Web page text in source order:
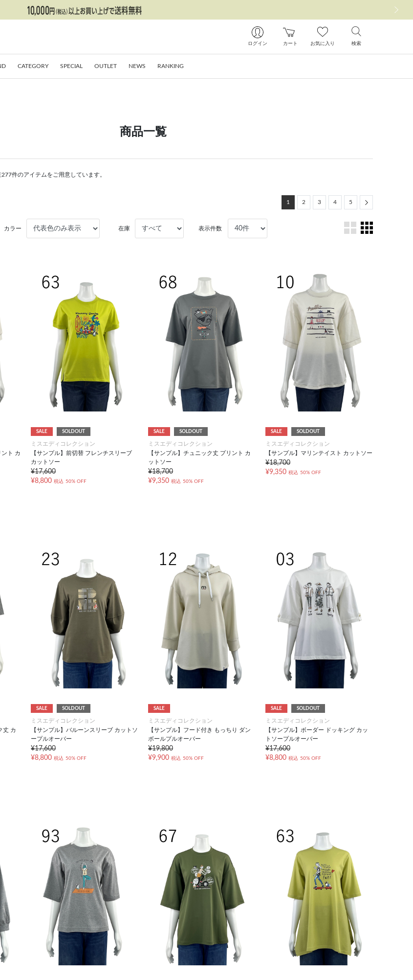
ログイン カート お気に入り 検索
CATEGORY SPECIAL OUTLET NEWS RANKING
商品一覧
件のアイテムをご用意しています。
1 2 3 4 5 Next
カラー 在庫 表示件数
ト カ
SALE SOLDOUT
ミスエディコレクション
【サンプル】前切替 フレンチスリーブ
カットソー
¥17,600
¥8,800 税込 50% OFF
SALE SOLDOUT
ミスエディコレクション
【サンプル】チュニック丈 プリント カ
ットソー
¥18,700
¥9,350 税込 50% OFF
SALE SOLDOUT
ミスエディコレクション
【サンプル】マリンテイスト カットソー
¥18,700
¥9,350 税込 50% OFF
丈 カ
SALE SOLDOUT
ミスエディコレクション
【サンプル】バルーンスリーブ カットソ
ープルオーバー
¥17,600
¥8,800 税込 50% OFF
SALE
ミスエディコレクション
【サンプル】フード付き もっちり ダン
ボールプルオーバー
¥19,800
¥9,900 税込 50% OFF
SALE SOLDOUT
ミスエディコレクション
【サンプル】ボーダー ドッキング カッ
トソープルオーバー
¥17,600
¥8,800 税込 50% OFF